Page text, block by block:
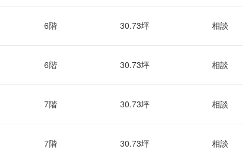
6階 30.73坪 相談
6階 30.73坪 相談
7階 30.73坪 相談
7階 30.73坪 相談